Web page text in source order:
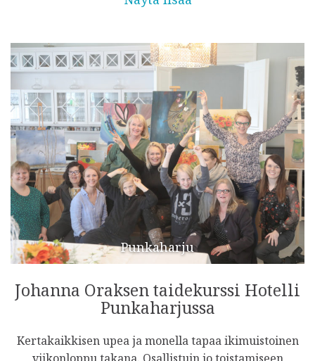
Punkaharju
Johanna Oraksen taidekurssi Hotelli
Punkaharjussa
Kertakaikkisen upea ja monella tapaa ikimuistoinen
viikonloppu takana. Osallistuin jo toistamiseen